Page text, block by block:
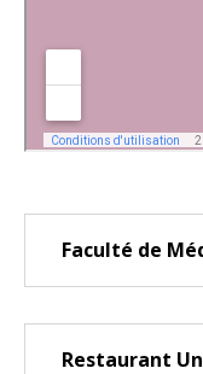
Faculté de
Restaurant